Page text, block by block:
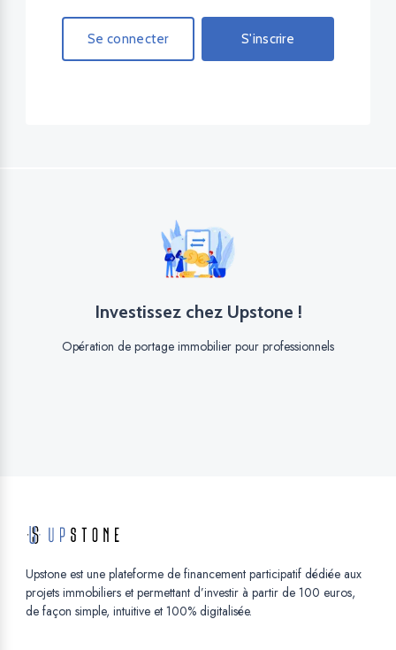
Se connecter S'inscrire
Investissez chez Upstone !
Opération de portage immobilier pour professionnels
Upstone est une plateforme de financement participatif dédiée aux
projets immobiliers et permettant d’investir à partir de 100 euros,
de façon simple, intuitive et 100% digitalisée.